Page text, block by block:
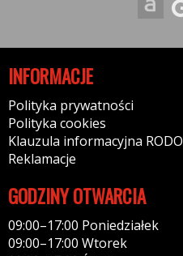
INFORMACJE
Polityka prywatności
Polityka cookies
Klauzula informacyjna RODO
Reklamacje
GODZINY OTWARCIA
09:00–17:00 Poniedziałek
09:00–17:00 Wtorek